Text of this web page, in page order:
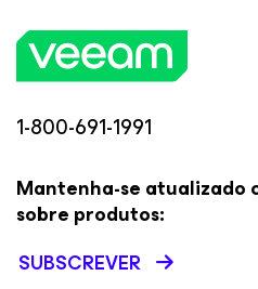
1-800-691-1991
Mantenha-se atualizado
sobre produtos:
SUBSCREVER